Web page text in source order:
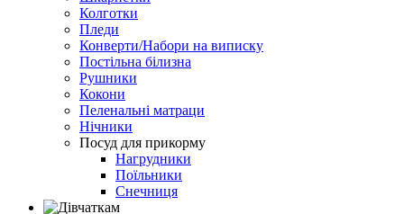
Колготки
Пледи
Конверти/Набори на виписку
Постільна білизна
Рушники
Кокони
Пеленальні матраци
Нічники
Посуд для прикорму
Нагрудники
Поїльники
Снечниця